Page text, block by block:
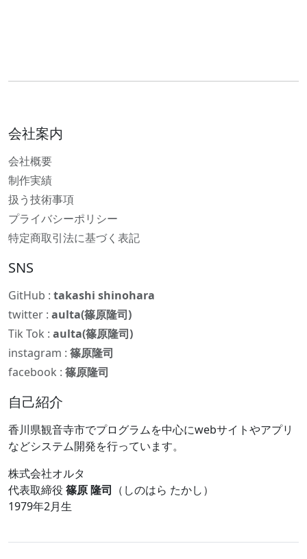
会社案内
会社概要
制作実績
扱う技術事項
プライバシーポリシー
特定商取引法に基づく表記
SNS
GitHub : takashi shinohara
twitter : aulta(篠原隆司)
Tik Tok : aulta(篠原隆司)
instagram : 篠原隆司
facebook : 篠原隆司
自己紹介
香川県観音寺市でプログラムを中心にwebサイトやアプリ
などシステム開発を行っています。
株式会社オルタ
代表取締役 篠原 隆司 （しのはら たかし）
1979年2月生